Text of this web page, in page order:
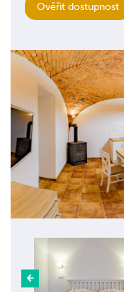
Ověřit dostupnost